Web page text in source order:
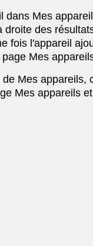
dans Mes
droite des
fois l'appareil
Mes
Mes appareils,
Mes appareils